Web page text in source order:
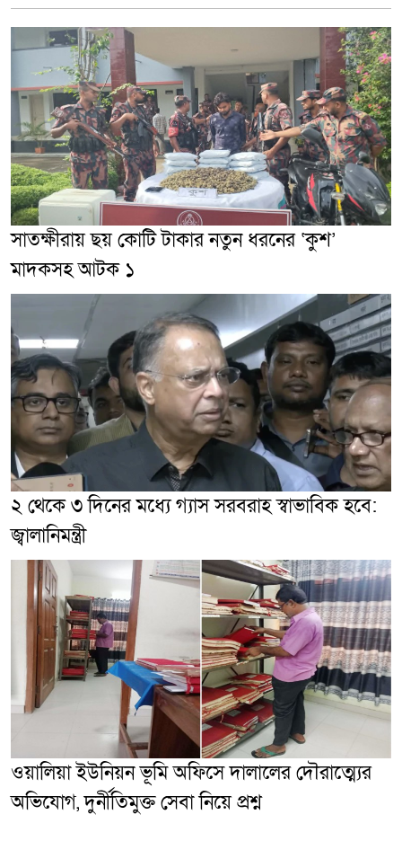
সাতক্ষীরায় ছয় কোটি টাকার নতুন ধরনের ‘কুশ’
মাদকসহ আটক ১
২ থেকে ৩ দিনের মধ্যে গ্যাস সরবরাহ স্বাভাবিক হবে:
জ্বালানিমন্ত্রী
ওয়ালিয়া ইউনিয়ন ভূমি অফিসে দালালের দৌরাত্ম্যের
অভিযোগ, দুর্নীতিমুক্ত সেবা নিয়ে প্রশ্ন